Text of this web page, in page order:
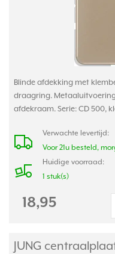
Blinde afdekking met
draagring.
afdekraam. Serie: CD 500,
Verwachte levertijd:
Voor 21u besteld,
Huidige voorraad:
1 stuk(s)
18,95
JUNG